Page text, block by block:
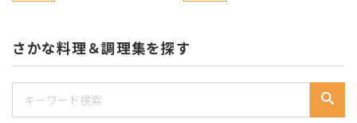
さかな料理＆調理集を探す